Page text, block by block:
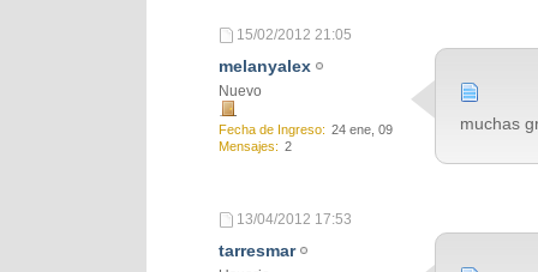
15/02/2012 21:05
melanyalex
Nuevo
Fecha de Ingreso
24 ene, 09
Mensajes
2
muchas
13/04/2012 17:53
tarresmar